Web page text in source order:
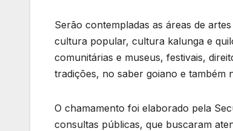
Serão contempladas as áreas de
cultura popular, cultura kalunga e
comunitárias e museus, festivais,
tradições, no saber goiano e também
O chamamento foi elaborado pela
consultas públicas, que buscaram